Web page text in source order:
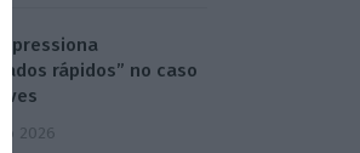
pressiona
rápidos” no caso
2026